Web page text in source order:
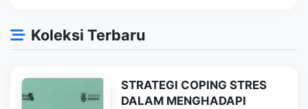
Koleksi Terbaru
STRATEGI COPING STRES
DALAM MENGHADAPI